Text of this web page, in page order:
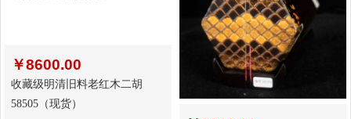
￥8600.00
收藏级明清旧料老红木二胡
58505（现货）